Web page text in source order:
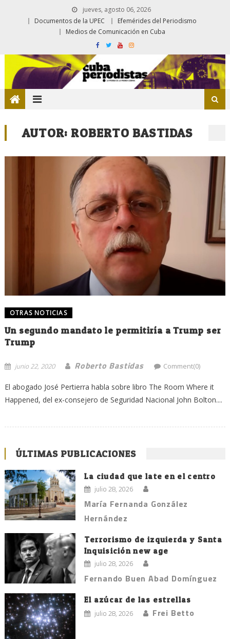
jueves, agosto 06, 2026
Documentos de la UPEC
Efemérides del Periodismo
Medios de Comunicación en Cuba
AUTOR:ROBERTO BASTIDAS
OTRAS NOTICIAS
Un segundo mandato le permitiría a Trump ser
Trump
junio 22, 2020 Roberto Bastidas Comment(0)
El abogado José Pertierra habla sobre libro The Room Where it
Happened, del ex-consejero de Seguridad Nacional John Bolton....
ÚLTIMAS PUBLICACIONES
La ciudad que late en el centro
julio 28, 2026
María Fernanda González
Hernández
Terrorismo de izquierda y Santa
Inquisición new age
julio 28, 2026
Fernando Buen Abad Domínguez
El azúcar de las estrellas
julio 28, 2026 Frei Betto